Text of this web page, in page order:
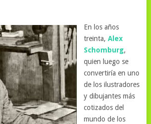
En los años
treinta, Alex
Schomburg,
quien luego se
convertiría en uno
de los ilustradores
y dibujantes más
cotizados del
mundo de los